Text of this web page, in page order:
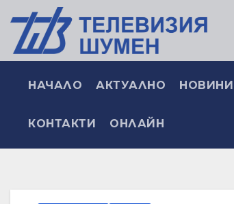
НАЧАЛО АКТУАЛНО
КОНТАКТИ ОНЛАЙН